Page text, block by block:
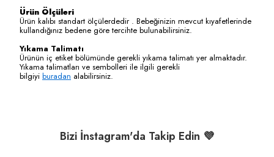
Ürün Ölçüleri
Ürün kalıbı standart ölçülerdedir . Bebeğinizin mevcut kıyafetlerinde
kullandığınız bedene göre tercihte bulunabilirsiniz.
Yıkama Talimatı
Ürünün iç etiket bölümünde gerekli yıkama talimatı yer almaktadır.
Yıkama talimatları ve sembolleri ile ilgili gerekli
bilgiyi buradan alabilirsiniz.
Bizi İnstagram'da Takip Edin 💜